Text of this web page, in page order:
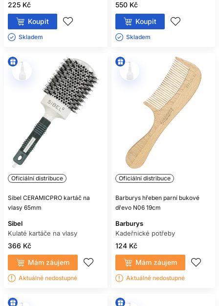
225 Kč
Koupit
Skladem ㅤ
550 Kč
Koupit
Skladem ㅤ
Oficiální distribuce
Sibel CERAMICPRO kartáč na
vlasy 65mm
Sibel
Kulaté kartáče na vlasy
366 Kč
Mám záujem
Aktuálně nedostupné
Oficiální distribuce
Barburys hřeben parní bukové
dřevo N06 19cm
Barburys
Kadeřnické potřeby
124 Kč
Mám záujem
Aktuálně nedostupné